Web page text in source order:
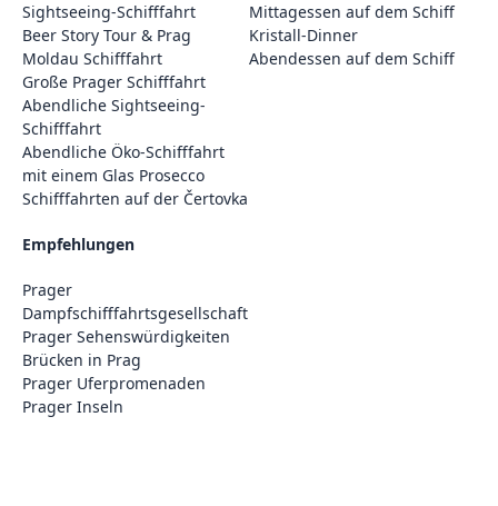
Sightseeing-Schifffahrt
Beer Story Tour & Prag
Moldau Schifffahrt
Große Prager Schifffahrt
Abendliche Sightseeing-
Schifffahrt
Abendliche Öko-Schifffahrt
mit einem Glas Prosecco
Schifffahrten auf der Čertovka
Mittagessen auf dem Schiff
Kristall-Dinner
Abendessen auf dem Schiff
Empfehlungen
Prager
Dampfschifffahrtsgesellschaft
Prager Sehenswürdigkeiten
Brücken in Prag
Prager Uferpromenaden
Prager Inseln